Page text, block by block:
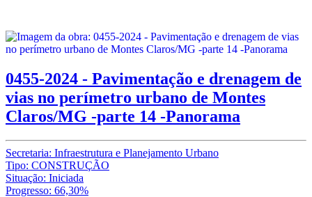
0455-2024 - Pavimentação e drenagem de
vias no perímetro urbano de Montes
Claros/MG -parte 14 -Panorama
Secretaria: Infraestrutura e Planejamento Urbano
Tipo: CONSTRUÇÃO
Situação: Iniciada
Progresso: 66,30%